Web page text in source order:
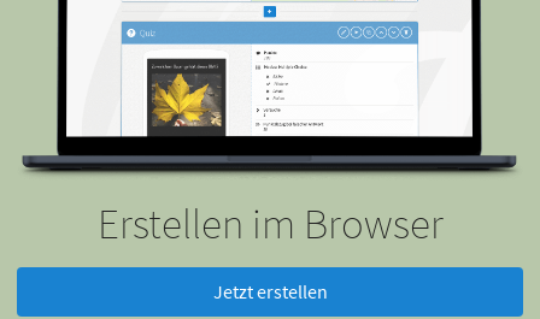
Erstellen im Browser
Jetzt erstellen